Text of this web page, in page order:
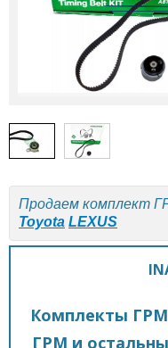
Продаем комплект
Toyota LEXUS
Комплекты
ГРМ и